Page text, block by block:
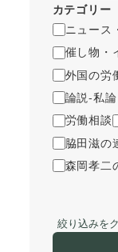
カテゴリー
ニュース
催し物・
外国の労
論説-私
労働相談
脇田滋の
森岡孝二
絞り込みを